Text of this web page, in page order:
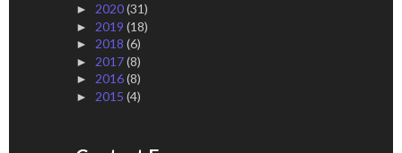
► 2020(31)
► 2019 (18)
► 2018 (6)
► 2017(8)
► 2016(8)
► 2015 (4)